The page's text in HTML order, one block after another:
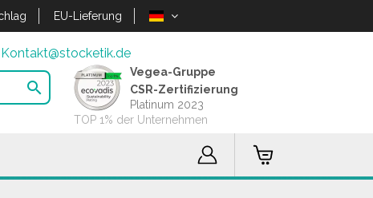
EU-Lieferung
Kontakt@stocketik.de

Vegea-Gruppe
CSR-Zertifizierung
Platinum 2023
TOP 1% der Unternehmen